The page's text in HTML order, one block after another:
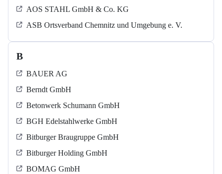
AOS STAHL GmbH & Co. KG
ASB Ortsverband Chemnitz und Umgebung e. V.
B
BAUER AG
Berndt GmbH
Betonwerk Schumann GmbH
BGH Edelstahlwerke GmbH
Bitburger Braugruppe GmbH
Bitburger Holding GmbH
BOMAG GmbH